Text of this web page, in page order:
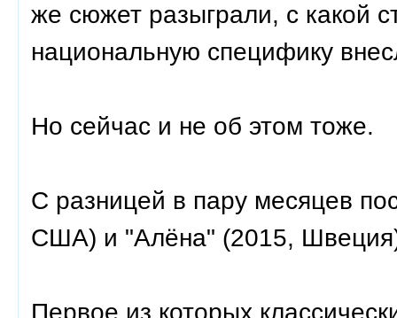
же сюжет разыграли, с какой
национальную специфику
Но сейчас и не об этом тоже.
С разницей в пару месяцев
США) и "Алёна" (2015,
Первое из которых